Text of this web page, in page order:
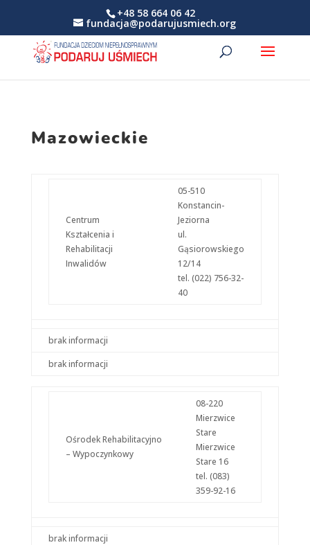
+48 58 664 06 42
fundacja@podarujusmiech.org
Mazowieckie
Centrum
Kształcenia i
Rehabilitacji
Inwalidów
05-510
Konstancin-
Jeziorna
ul.
Gąsiorowskiego
12/14
tel. (022) 756-32-
40
brak informacji
brak informacji
Ośrodek Rehabilitacyjno
– Wypoczynkowy
08-220
Mierzwice
Stare
Mierzwice
Stare 16
tel. (083)
359-92-16
brak informacji
funkcjonowania
strony
internetowej.
Statystyka